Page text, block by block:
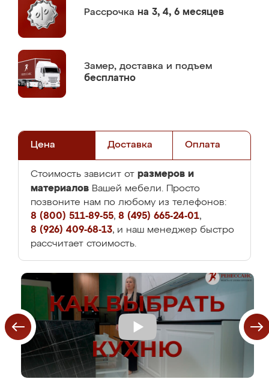
Рассрочка на 3, 4, 6 месяцев
Замер, доставка и подъем
бесплатно
Цена Доставка Оплата
Стоимость зависит от размеров и
материалов Вашей мебели. Просто
позвоните нам по любому из телефонов:
8 (800) 511-89-55, 8 (495) 665-24-01,
8 (926) 409-68-13, и наш менеджер быстро
рассчитает стоимость.